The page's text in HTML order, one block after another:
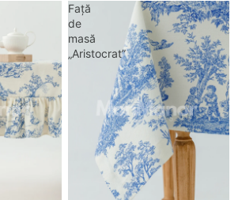
Față
de
masă
„Aristocrat”